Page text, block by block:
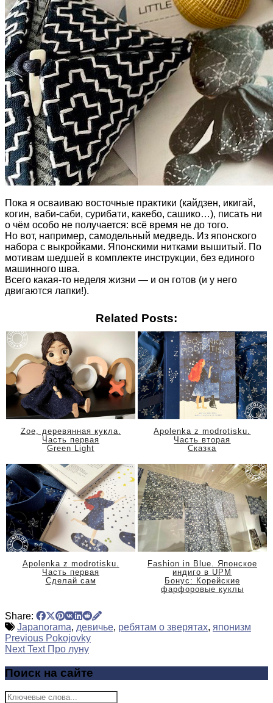
Пока я осваиваю восточные практики (кайдзен, икигай,
когин, ваби-саби, сурибати, какебо, сашико…), писать ни
о чём особо не получается: всё время не до того.
Но вот, например, самодельный медведь. Из японского
набора с выкройками. Японскими нитками вышитый. По
мотивам шедшей в комплекте инструкции, без единого
машинного шва.
Всего какая-то неделя жизни — и он готов (и у него
двигаются лапки!).
Related Posts:
Zoe, деревянная кукла.
Часть первая
Green Light
Apolenka z modrotisku.
Часть вторая
Сказка
Apolenka z modrotisku.
Часть первая
Сделай сам
Fashion in Blue. Японское
индиго в UPM
Бонус: Корейские
фарфоровые куклы
Share:
Japanorama, девичье, ребятам о зверятах, японизм
Previous Pokojovky
Next Text Про луну
Поиск на сайте